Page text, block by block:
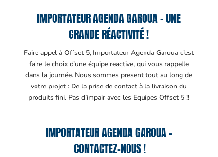
IMPORTATEUR AGENDA GAROUA – UNE
GRANDE RÉACTIVITÉ !
Faire appel à Offset 5, Importateur Agenda Garoua c’est
faire le choix d’une équipe reactive, qui vous rappelle
dans la journée. Nous sommes present tout au long de
votre projet : De la prise de contact à la livraison du
produits fini. Pas d’impair avec les Equipes Offset 5 !!
IMPORTATEUR AGENDA GAROUA –
CONTACTEZ-NOUS !